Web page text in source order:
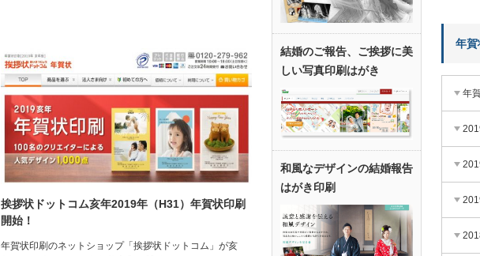
挨拶状ドットコム亥年2019年（H31）年賀状印刷
開始！
年賀状印刷のネットショップ「挨拶状ドットコム」が亥
結婚のご報告、ご挨拶に美
しい写真印刷はがき
和風なデザインの結婚報告
はがき印刷
年賀
年